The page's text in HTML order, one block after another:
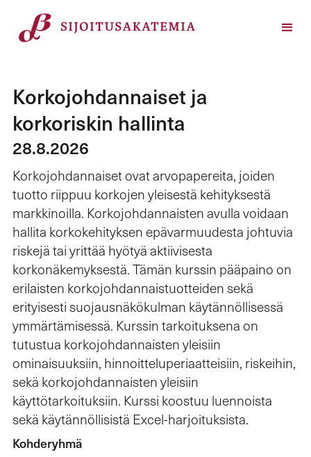
Korkojohdannaiset ja
korkoriskin hallinta
28.8.2026
Korkojohdannaiset ovat arvopapereita, joiden
tuotto riippuu korkojen yleisestä kehityksestä
markkinoilla. Korkojohdannaisten avulla voidaan
hallita korkokehityksen epävarmuudesta johtuvia
riskejä tai yrittää hyötyä aktiivisesta
korkonäkemyksestä. Tämän kurssin pääpaino on
erilaisten korkojohdannaistuotteiden sekä
erityisesti suojausnäkökulman käytännöllisessä
ymmärtämisessä. Kurssin tarkoituksena on
tutustua korkojohdannaisten yleisiin
ominaisuuksiin, hinnoitteluperiaatteisiin, riskeihin,
sekä korkojohdannaisten yleisiin
käyttötarkoituksiin. Kurssi koostuu luennoista
sekä käytännöllisistä Excel-harjoituksista.
Kohderyhmä